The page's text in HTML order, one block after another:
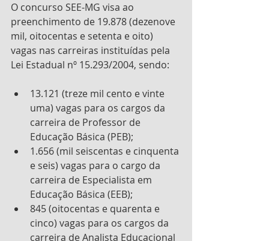
O concurso SEE-MG visa ao
preenchimento de 19.878 (dezenove
mil, oitocentas e setenta e oito)
vagas nas carreiras instituídas pela
Lei Estadual nº 15.293/2004, sendo:
13.121 (treze mil cento e vinte
uma) vagas para os cargos da
carreira de Professor de
Educação Básica (PEB);
1.656 (mil seiscentas e cinquenta
e seis) vagas para o cargo da
carreira de Especialista em
Educação Básica (EEB);
845 (oitocentas e quarenta e
cinco) vagas para os cargos da
carreira de Analista Educacional